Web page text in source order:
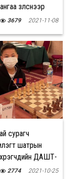
үзүүлснээр
чаджээ
3679 2021-11-08
сурагч
шатрын
ДАШТ-
байна
2774 2021-10-25